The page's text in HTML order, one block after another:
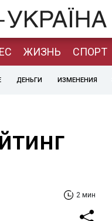
ЖИЗНЬ СПОРТ
ДЕНЬГИ ИЗМЕНЕНИЯ
2 мин